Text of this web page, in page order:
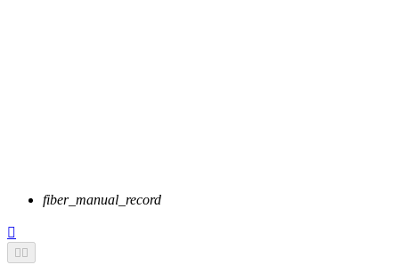
fiber_manual_record

 